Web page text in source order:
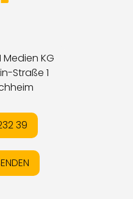
Medien KG
Straße 1
39